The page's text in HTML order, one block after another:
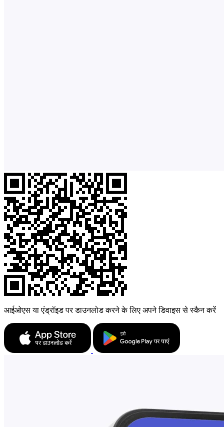
आईओएस या एंड्रॉइड पर डाउनलोड करने के लिए अपने डिवाइस से स्कैन करें